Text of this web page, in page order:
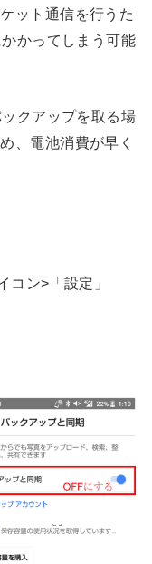
ット通信を行うた
かってしまう可能
クアップを取る場
、電池消費が早く
ン>「設定」